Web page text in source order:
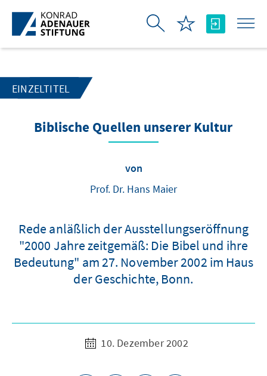
Zum Hauptinhalt springen
EINZELTITEL
Biblische Quellen unserer Kultur
von
Prof. Dr. Hans Maier
Rede anläßlich der Ausstellungseröffnung
"2000 Jahre zeitgemäß: Die Bibel und ihre
Bedeutung" am 27. November 2002 im Haus
der Geschichte, Bonn.
10. Dezember 2002